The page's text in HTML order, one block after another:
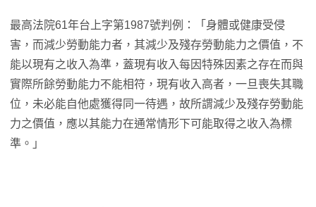
最高法院61年台上字第1987號判例：「身體或健康受侵
害，而減少勞動能力者，其減少及殘存勞動能力之價值，不
能以現有之收入為準，蓋現有收入每因特殊因素之存在而與
實際所餘勞動能力不能相符，現有收入高者，一旦喪失其職
位，未必能自他處獲得同一待遇，故所謂減少及殘存勞動能
力之價值，應以其能力在通常情形下可能取得之收入為標
準。」